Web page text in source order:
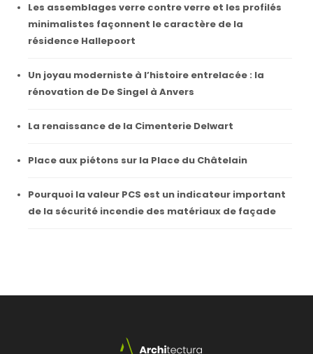
Les assemblages verre contre verre et les profilés
minimalistes façonnent le caractère de la
résidence Hallepoort
Un joyau moderniste à l’histoire entrelacée : la
rénovation de De Singel à Anvers
La renaissance de la Cimenterie Delwart
Place aux piétons sur la Place du Châtelain
Pourquoi la valeur PCS est un indicateur important
de la sécurité incendie des matériaux de façade